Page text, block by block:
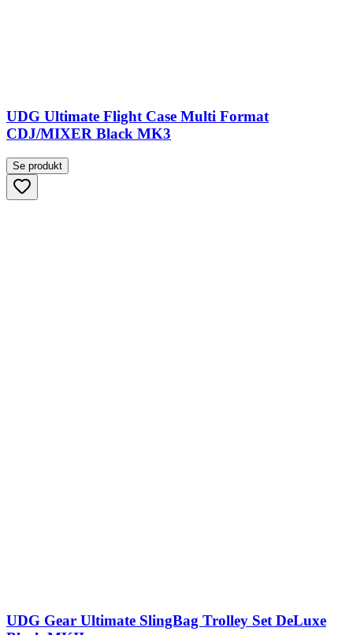
UDG Ultimate Flight Case Multi Format
CDJ/MIXER Black MK3
Se produkt
UDG Gear Ultimate SlingBag Trolley Set DeLuxe